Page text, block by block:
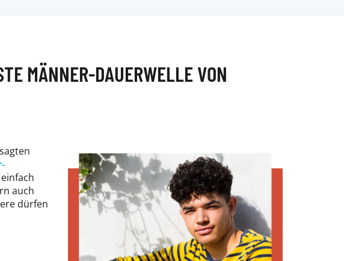
MÄNNER-DAUERWELLE VON
auch
dürfen